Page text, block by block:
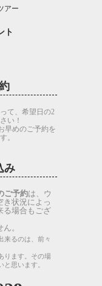
アー
ト
て、希望日の2
い！
早めのご予約を
。
み
ご予約は、ウ
き状況によっ
る場合もござ
。
来るのは、前々
ります。その場
思います。